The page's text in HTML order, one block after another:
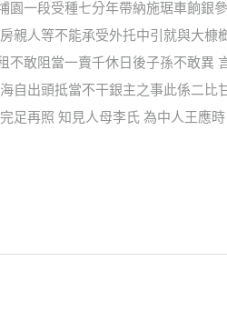
一段受種七分年帶納施琚車餉銀
親人等不能承受外托中引就與大
敢阻當一賣千休日後子孫不敢異
自出頭抵當不干銀主之事此係二
足再照 知見人母李氏 為中人王應